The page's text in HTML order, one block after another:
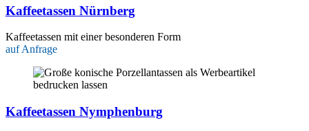
Kaffeetassen Nürnberg
Kaffeetassen mit einer besonderen Form
auf Anfrage
Kaffeetassen Nymphenburg